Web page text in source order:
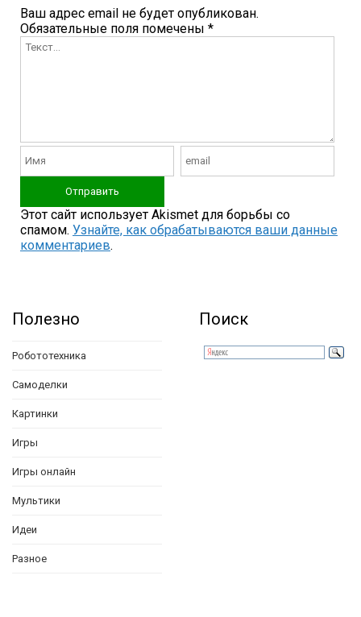
Ваш адрес email не будет опубликован.
Обязательные поля помечены *
Этот сайт использует Akismet для борьбы со
спамом. Узнайте, как обрабатываются ваши данные
комментариев.
Полезно
Робототехника
Самоделки
Картинки
Игры
Игры онлайн
Мультики
Идеи
Разное
Поиск